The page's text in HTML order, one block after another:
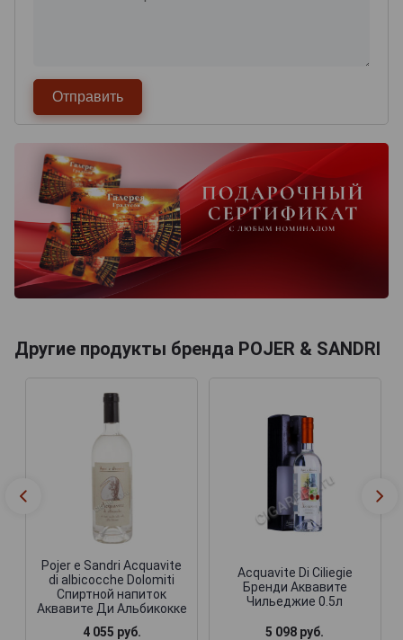
Другие продукты бренда POJER & SANDRI
Pojer e Sandri Acquavite
di albicocche Dolomiti
Спиртной напиток
Аквавите Ди Альбикокке
4 055 руб.
Acquavite Di Ciliegie
Бренди Аквавите
Чильеджие 0.5л
5 098 руб.